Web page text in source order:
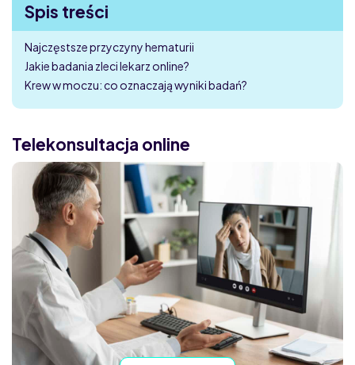
Spis treści
Najczęstsze przyczyny hematurii
Jakie badania zleci lekarz online?
Krew w moczu: co oznaczają wyniki badań?
Telekonsultacja online